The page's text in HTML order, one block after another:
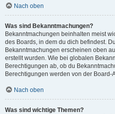
Nach oben
Was sind Bekanntmachungen?
Bekanntmachungen beinhalten meist
des Boards, in dem du dich befindest.
Bekanntmachungen erscheinen oben
erstellt wurden. Wie bei globalen
Berechtigungen ab, ob du
Berechtigungen werden von der Board-
Nach oben
Was sind wichtige Themen?